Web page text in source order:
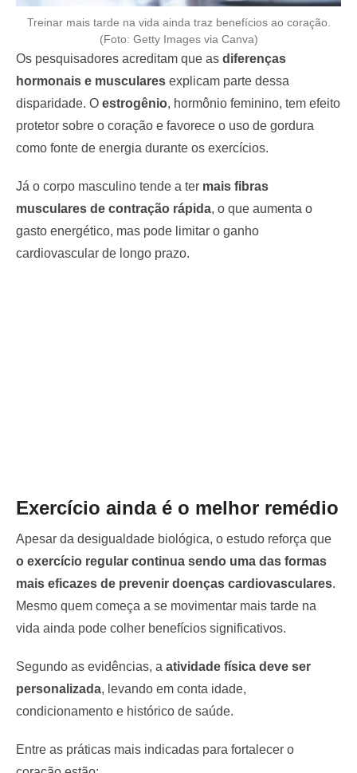
Treinar mais tarde na vida ainda traz benefícios ao coração.
(Foto: Getty Images via Canva)
Os pesquisadores acreditam que as diferenças
hormonais e musculares explicam parte dessa
disparidade. O estrogênio, hormônio feminino, tem efeito
protetor sobre o coração e favorece o uso de gordura
como fonte de energia durante os exercícios.
Já o corpo masculino tende a ter mais fibras
musculares de contração rápida, o que aumenta o
gasto energético, mas pode limitar o ganho
cardiovascular de longo prazo.
Exercício ainda é o melhor remédio
Apesar da desigualdade biológica, o estudo reforça que
o exercício regular continua sendo uma das formas
mais eficazes de prevenir doenças cardiovasculares.
Mesmo quem começa a se movimentar mais tarde na
vida ainda pode colher benefícios significativos.
Segundo as evidências, a atividade física deve ser
personalizada, levando em conta idade,
condicionamento e histórico de saúde.
Entre as práticas mais indicadas para fortalecer o